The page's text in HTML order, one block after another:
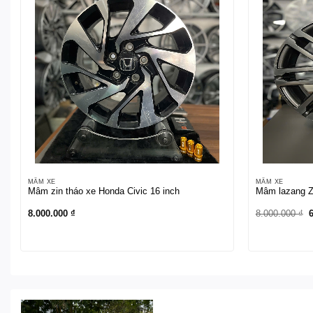
MÂM XE
Mâm zin tháo xe Honda Civic 16 inch
8.000.000 ₫
MÂM XE
Mâm lazang
8.000.000₫